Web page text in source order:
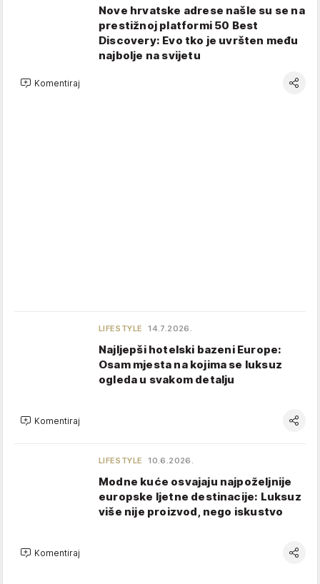
Nove hrvatske adrese našle su se na
prestižnoj platformi 50 Best
Discovery: Evo tko je uvršten među
najbolje na svijetu
Komentiraj
LIFESTYLE 14.7.2026.
Najljepši hotelski bazeni Europe:
Osam mjesta na kojima se luksuz
ogleda u svakom detalju
Komentiraj
LIFESTYLE 10.6.2026.
Modne kuće osvajaju najpoželjnije
europske ljetne destinacije: Luksuz
više nije proizvod, nego iskustvo
Komentiraj